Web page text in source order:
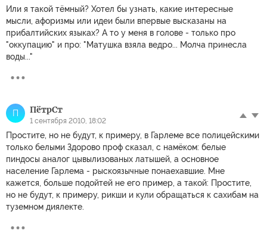
Или я такой тёмный? Хотел бы узнать, какие интересные
мысли, афоризмы или идеи были впервые высказаны на
прибалтийских языках? А то у меня в голове - только про
"оккупацию" и про: "Матушка взяла ведро... Молча принесла
воды..."
П ПётрСт
1 сентября 2010, 18:02
Простите, но не будут, к примеру, в Гарлеме все полицейскими
только белыми Здорово проф сказал, с намёком: белые
пиндосы аналог цывылизованых латышей, а основное
население Гарлема - рыскоязычные понаехавшие. Мне
кажется, больше подойтей не его пример, а такой: Простите,
но не будут, к примеру, рикши и кули обращаться к сахибам на
туземном диялекте.